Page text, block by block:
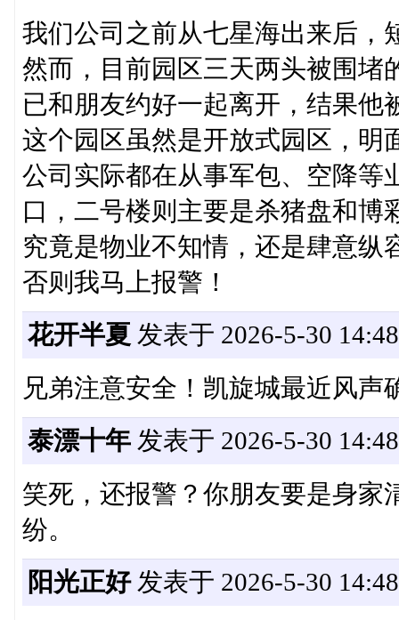
我们公司之前从七星海出来后，
然而，目前园区三天两头被围堵
已和朋友约好一起离开，结果他
这个园区虽然是开放式园区，明
公司实际都在从事军包、空降等
口，二号楼则主要是杀猪盘和博
究竟是物业不知情，还是肆意纵
否则我马上报警！
花开半夏 发表于 2026-5-30
兄弟注意安全！凯旋城最近风
泰漂十年发表于 2026-5-30
笑死，还报警？你朋友要是身家
纷。
阳光正好发表于 2026-5-30